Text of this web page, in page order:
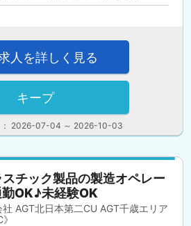
： 2026-07-04 ～ 2026-10-03
人を詳しく見る
キープ
チック製品の製造オペレー
OK♪未経験OK
AGT北日本第二CU AGT千歳エリア